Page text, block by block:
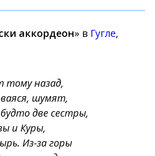
аккордеон» в Гугле,
тому назад,
шумят,
две сестры,
и Куры,
Из-за горы